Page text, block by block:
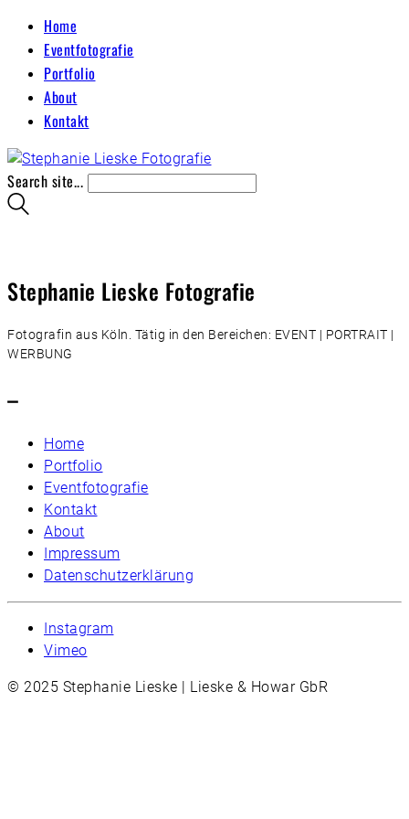
Home
Eventfotografie
Portfolio
About
Kontakt
Search site...
Stephanie Lieske Fotografie
Fotografin aus Köln. Tätig in den Bereichen: EVENT | PORTRAIT |
WERBUNG
–
Home
Portfolio
Eventfotografie
Kontakt
About
Impressum
Datenschutzerklärung
Instagram
Vimeo
© 2025 Stephanie Lieske | Lieske & Howar GbR